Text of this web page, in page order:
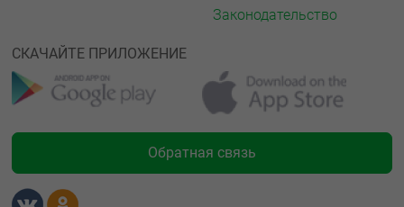
Законодательство
СКАЧАЙТЕ ПРИЛОЖЕНИЕ
Обратная связь